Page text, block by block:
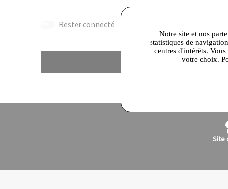
Rester connecté
Se connecter
Site
Notre site et nos
statistiques de
centres d'intérêts.
votre choix.